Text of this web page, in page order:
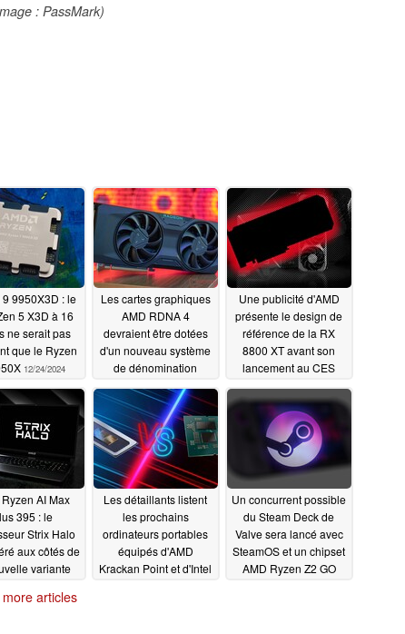
: PassMark)
9 9950X3D : le
5 X3D à 16
ne serait pas
que le Ryzen
12/24/2024
Les cartes graphiques
AMD RDNA 4
devraient être dotées
d'un nouveau système
de dénomination
12/23/2024
Une publicité d'AMD
présente le design de
référence de la RX
8800 XT avant son
lancement au CES
12/23/2024
AI Max
395 : le
Strix Halo
aux côtés de
variante
12/17/2024
Les détaillants listent
les prochains
ordinateurs portables
équipés d'AMD
Krackan Point et d'Intel
Un concurrent possible
du Steam Deck de
Valve sera lancé avec
SteamOS et un chipset
AMD Ryzen Z2 GO
articles